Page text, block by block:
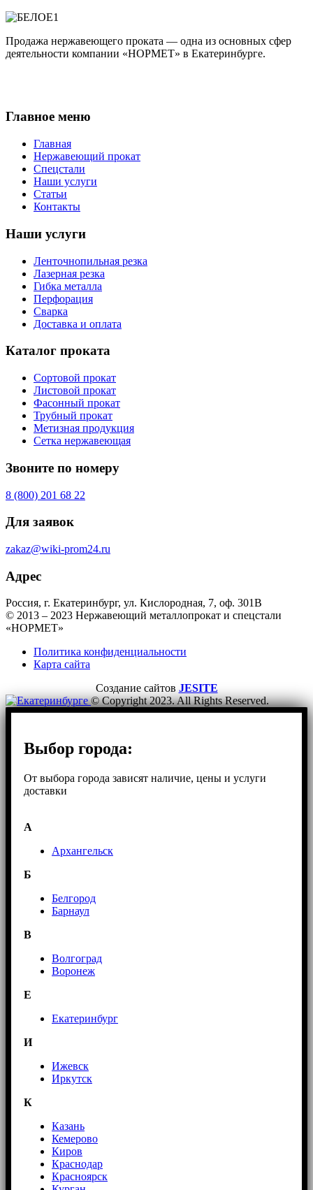
Продажа нержавеющего проката — одна из основных сфер
деятельности компании «НОРМЕТ» в Екатеринбурге.
Главное меню
Главная
Нержавеющий прокат
Спецстали
Наши услуги
Статьи
Контакты
Наши услуги
Ленточнопильная резка
Лазерная резка
Гибка металла
Перфорация
Сварка
Доставка и оплата
Каталог проката
Сортовой прокат
Листовой прокат
Фасонный прокат
Трубный прокат
Метизная продукция
Сетка нержавеющая
Звоните по номеру
8 (800) 201 68 22
Для заявок
zakaz@wiki-prom24.ru
Адрес
Россия, г. Екатеринбург, ул. Кислородная, 7, оф. 301B
© 2013 – 2023 Нержавеющий металлопрокат и спецстали
«НОРМЕТ»
Политика конфиденциальности
Карта сайта
Создание сайтов JESITE
© Copyright 2023. All Rights Reserved.
Выбор города:
От выбора города зависят наличие, цены и услуги
доставки
А
Архангельск
Б
Белгород
Барнаул
В
Волгоград
Воронеж
E
Екатеринбург
И
Ижевск
Иркутск
К
Казань
Кемерово
Киров
Краснодар
Красноярск